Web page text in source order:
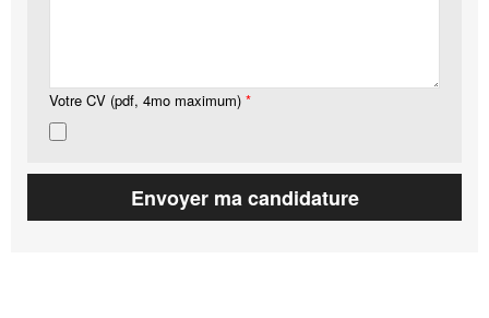
Votre CV (pdf, 4mo maximum) *